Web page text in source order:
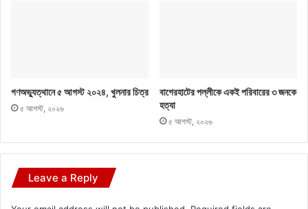
গণঅভ্যুত্থানে ৫ আগস্ট ২০২৪, খুলনার চিত্র
৫ আগস্ট, ২০২৬
বাগেরহাটের পল্লীকে একই পরিবারের ৩ জনকে
হত্যা
৫ আগস্ট, ২০২৬
Leave a Reply